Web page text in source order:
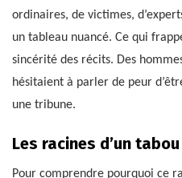
ordinaires, de victimes,
un tableau nuancé. Ce qui
sincérité des récits. Des
hésitaient à parler de peur
une tribune.
Les racines d’un
Pour comprendre pourquoi ce